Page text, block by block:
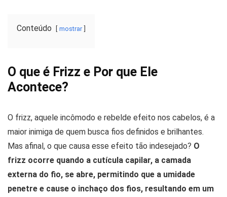
Conteúdo mostrar
O que é Frizz e Por que Ele
Acontece?
O frizz, aquele incômodo e rebelde efeito nos cabelos, é a
maior inimiga de quem busca fios definidos e brilhantes.
Mas afinal, o que causa esse efeito tão indesejado? O
frizz ocorre quando a cutícula capilar, a camada
externa do fio, se abre, permitindo que a umidade
penetre e cause o inchaço dos fios, resultando em um